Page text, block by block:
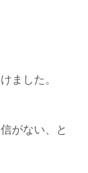
ました。
がない、と